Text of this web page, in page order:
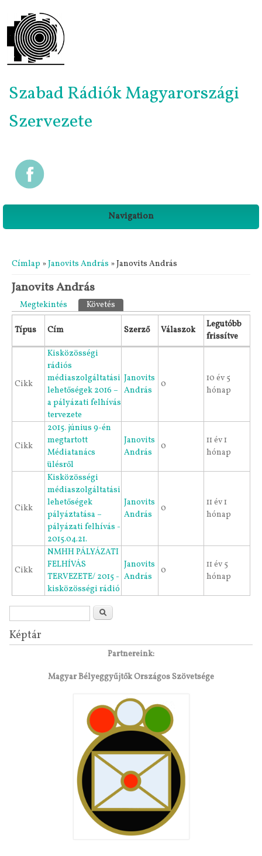
Szabad Rádiók Magyarországi
Szervezete
Navigation
Jelenlegi hely
Címlap »Janovits András » Janovits András
Janovits András
Elsődleges fülek
Megtekintés Követés
Típus Cím Szerző Válaszok
Legutóbb
frissítve
Cikk
Kisközösségi
rádiós
médiaszolgáltatási
lehetőségek 2016 –
a pályázati felhívás
tervezete
Janovits
András
0
10 év 5
hónap
Cikk
2015. június 9-én
megtartott
Médiatanács
ülésről
Janovits
András
0
11 év 1
hónap
Cikk
Kisközösségi
médiaszolgáltatási
lehetőségek
pályáztatása –
pályázati felhívás -
2015.04.21.
Janovits
András
0
11 év 1
hónap
Cikk
NMHH PÁLYÁZATI
FELHÍVÁS
TERVEZETE/ 2015 -
kisközösségi rádió
Janovits
András
0
11 év 5
hónap
Keresés
Képtár
Partnereink:
Magyar Bélyeggyűjtők Országos Szövetsége